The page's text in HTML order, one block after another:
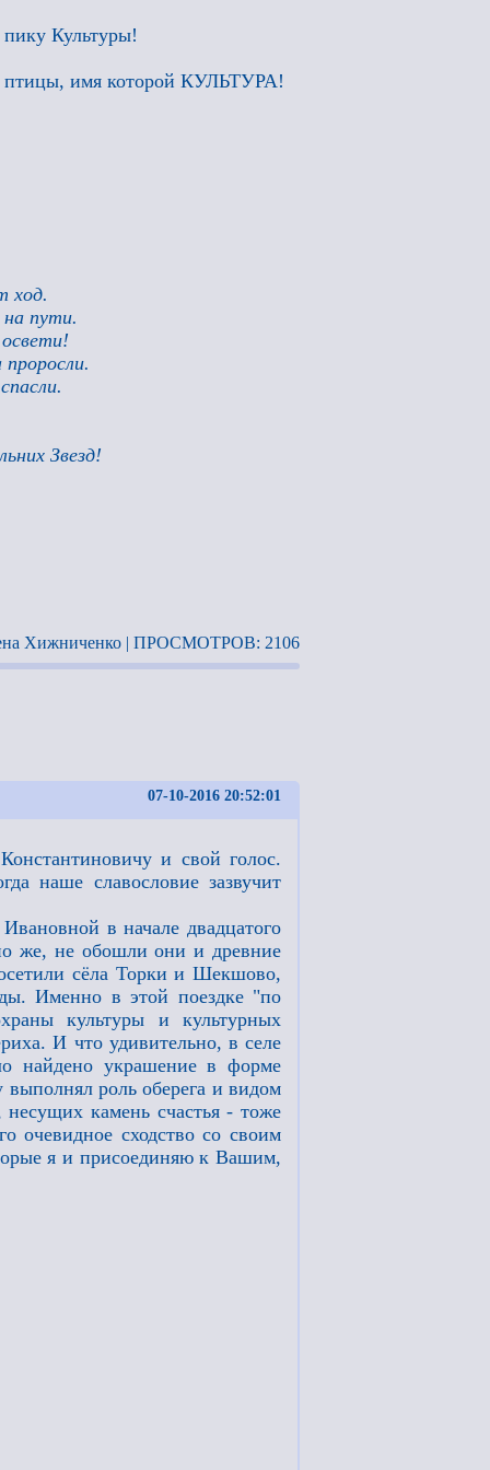
Культуры!
птицы, имя которой КУЛЬТУРА!
ход.
на пути.
Звезд!
Хижниченко | ПРОСМОТРОВ: 2106
07-10-2016 20:52:01
и свой голос.
наше славословие зазвучит
в начале двадцатого
же, не обошли они и древние
сёла Торки и Шекшово,
Именно в этой поездке "по
культуры и культурных
И что удивительно, в селе
найдено украшение в форме
роль оберега и видом
камень счастья - тоже
очевидное сходство со своим
я и присоединяю к Вашим,